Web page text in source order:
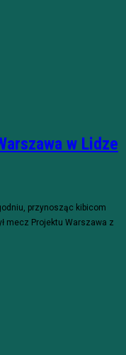
w Lidze
przynosząc kibicom
mecz Projektu Warszawa z